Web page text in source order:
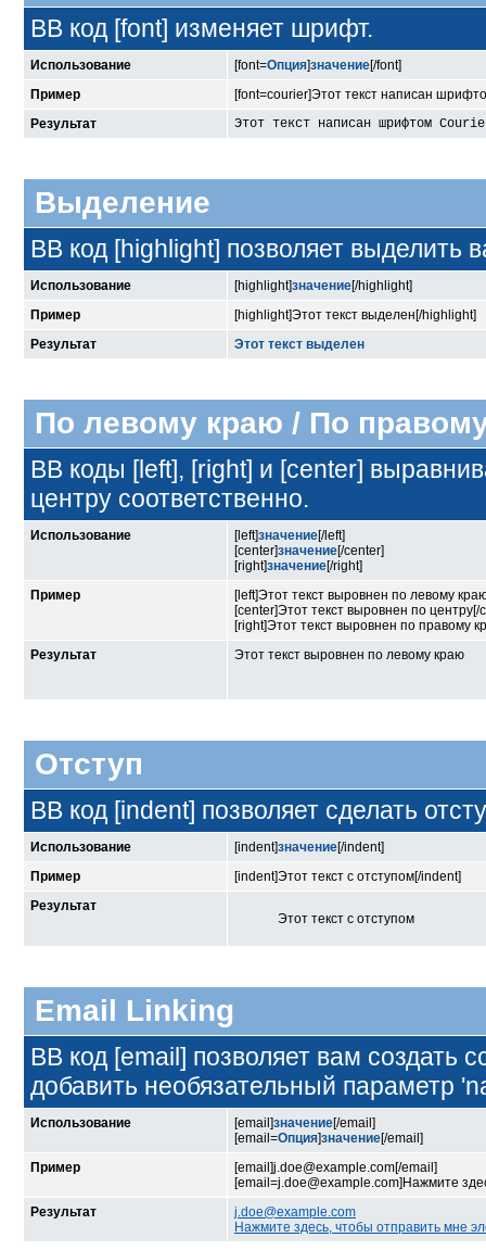
BB код [font] изменяет шрифт.
Использование [font=Опция]значение[/font]
Пример
[font=courier]Этот текст написан
Результат
Этот текст написан шрифтом
Выделение
BB код [highlight] позволяет выделить
Использование [highlight]значение[/highlight]
Пример
[highlight]Этот текст выделен[/highlight]
Результат
Этот текст выделен
По левому краю / По
BB коды [left], [right] и [center]
центру соответственно.
Использование [left]значение[/left]
[center]значение[/center]
[right]значение[/right]
Пример
[left]Этот текст выровнен по левому
[center]Этот текст выровнен по центру[/
[right]Этот текст выровнен по правому
Результат
Этот текст выровнен по левому краю
Отступ
BB код [indent] позволяет сделать
Использование [indent]значение[/indent]
Пример
[indent]Этот текст с отступом[/indent]
Результат
Этот текст с отступом
Email Linking
BB код [email] позволяет вам создать
добавить необязательный параметр
Использование [email]значение[/email]
[email=Опция]значение[/email]
Пример
[email]j.doe@example.com[/email]
[email=j.doe@example.com]Нажмите
Результат
j.doe@example.com
Нажмите здесь, чтобы отправить мне